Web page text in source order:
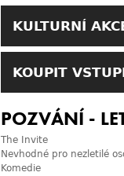
KULTURNÍ
KOUPIT
POZVÁNÍ -
The Invite
Nevhodné pro nezletilé
Komedie